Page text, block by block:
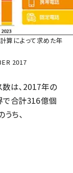
算によって求めた年
2017
は、2017年の
で合計316億個
ち、